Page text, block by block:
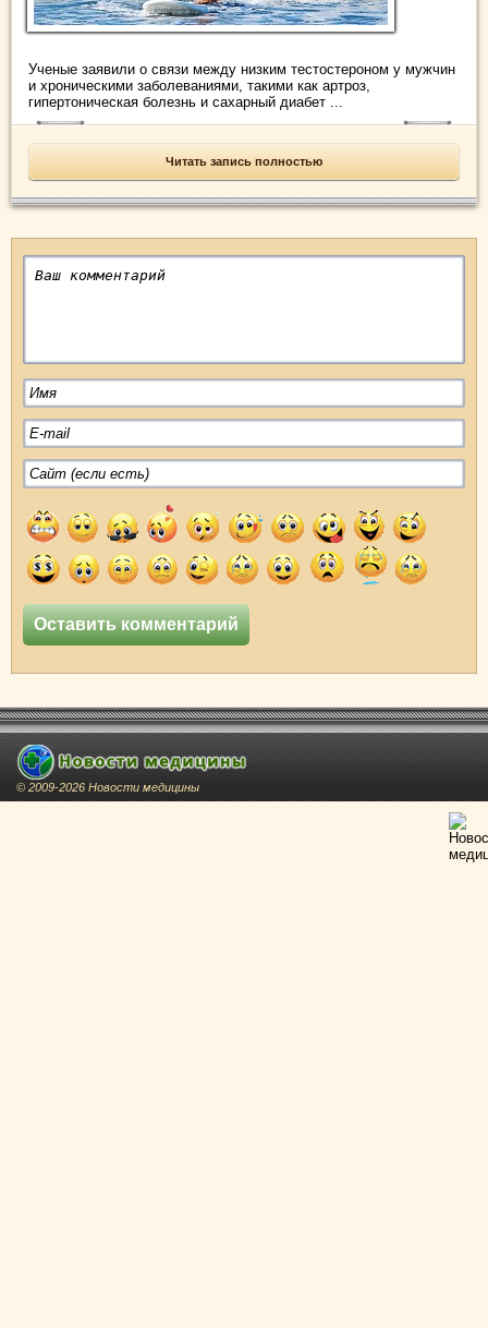
Ученые заявили о связи между низким тестостероном у мужчин
и хроническими заболеваниями, такими как артроз,
гипертоническая болезнь и сахарный диабет ...
Читать запись полностью
© 2009-2026 Новости медицины